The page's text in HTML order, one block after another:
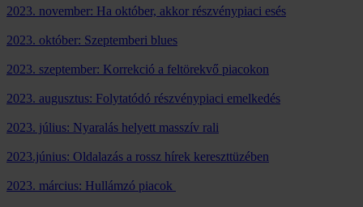
2023. november: Ha október, akkor részvénypiaci esés
2023. október: Szeptemberi blues
2023. szeptember: Korrekció a feltörekvő piacokon
2023. augusztus: Folytatódó részvénypiaci emelkedés
2023. július: Nyaralás helyett masszív rali
2023.június: Oldalazás a rossz hírek kereszttüzében
2023. március: Hullámzó piacok